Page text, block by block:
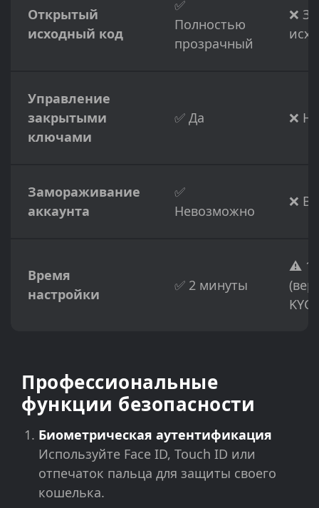
Открытый
исходный код
✅
Полностью
прозрачный
❌
Управление
закрытыми
ключами
✅ Да ❌
Замораживание
аккаунта
✅
Невозможно
❌
Время
настройки
✅ 2 минуты
⚠️ 1-
KYC)
Профессиональные
функции безопасности
Биометрическая аутентификация
Используйте Face ID, Touch ID или
отпечаток пальца для защиты своего
кошелька.